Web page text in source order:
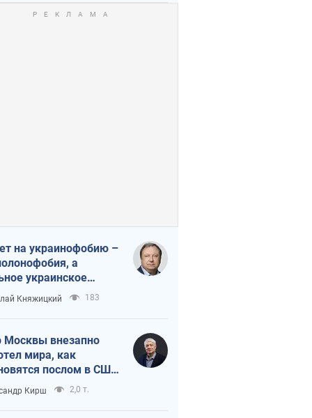
на украинофобию –
а
украинское
Княжицкий 183
Москвы внезапно
мира, как
послом в США
украинские топ-
Кирш 2,0 т.